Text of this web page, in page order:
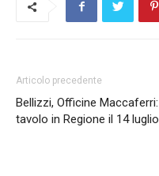
Articolo precedente
Bellizzi, Officine Maccaferri:
tavolo in Regione il 14 luglio